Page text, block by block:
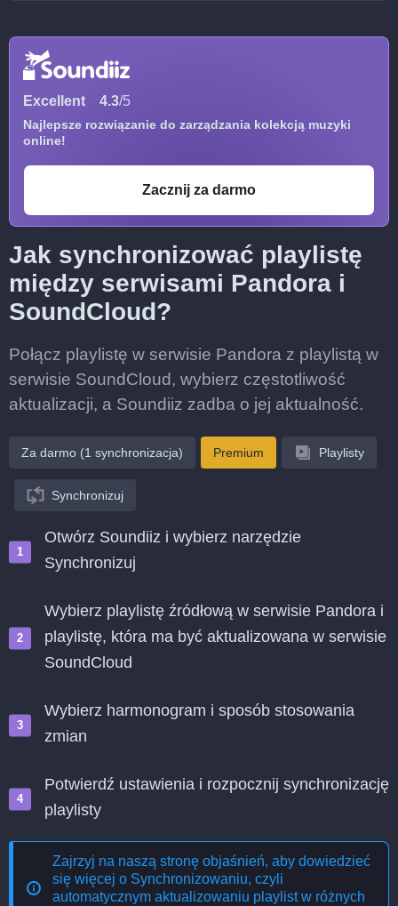
Excellent 4.3/5
Najlepsze rozwiązanie do zarządzania kolekcją muzyki
online!
Zacznij za darmo
Jak synchronizować playlistę
między serwisami Pandora i
SoundCloud?
Połącz playlistę w serwisie Pandora z playlistą w
serwisie SoundCloud, wybierz częstotliwość
aktualizacji, a Soundiiz zadba o jej aktualność.
Za darmo (1 synchronizacja) Premium Playlisty
Synchronizuj
Otwórz Soundiiz i wybierz narzędzie
Synchronizuj
Wybierz playlistę źródłową w serwisie Pandora i
playlistę, która ma być aktualizowana w serwisie
SoundCloud
Wybierz harmonogram i sposób stosowania
zmian
Potwierdź ustawienia i rozpocznij synchronizację
playlisty
Zajrzyj na naszą stronę objaśnień, aby dowiedzieć
się więcej o Synchronizowaniu, czyli
automatycznym aktualizowaniu playlist w różnych